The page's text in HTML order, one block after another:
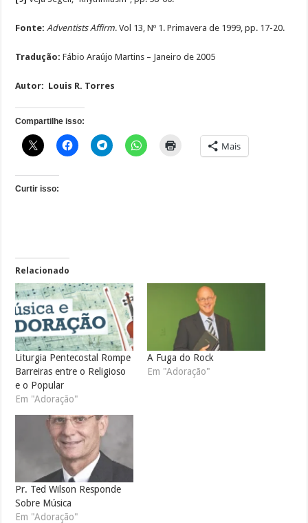
Fonte: Adventists Affirm. Vol 13, Nº 1. Primavera de 1999, pp. 17-20.
Tradução: Fábio Araújo Martins – Janeiro de 2005
Autor: Louis R. Torres
Compartilhe isso:
Mais
Curtir isso:
Relacionado
Liturgia Pentecostal Rompe
Barreiras entre o Religioso
e o Popular
Em "Adoração"
A Fuga do Rock
Em "Adoração"
Pr. Ted Wilson Responde
Sobre Música
Em "Adoração"